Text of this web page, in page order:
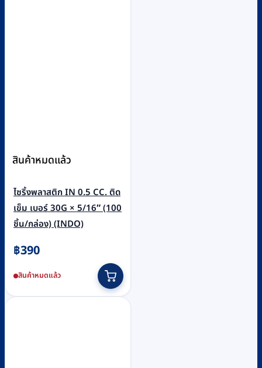
สินค้าหมดแล้ว
ไซริ้งพลาสติก IN 0.5 CC. ติด
เข็ม เบอร์ 30G × 5/16″ (100
ชิ้น/กล่อง) (INDO)
฿390
สินค้าหมดแล้ว